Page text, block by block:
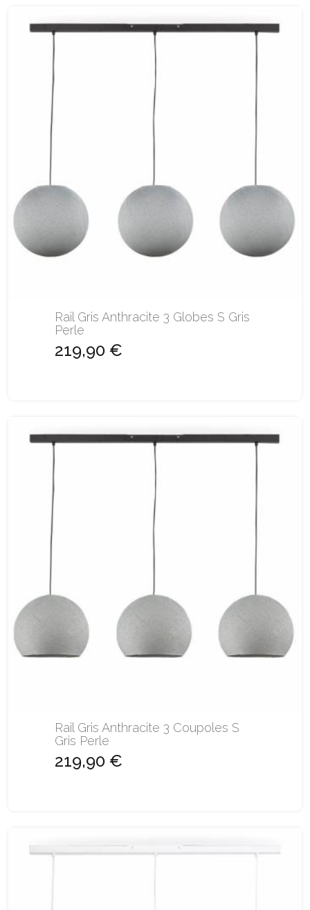
Rail Gris Anthracite 3 Globes S Gris
Perle
219,90 €
Rail Gris Anthracite 3 Coupoles S
Gris Perle
219,90 €